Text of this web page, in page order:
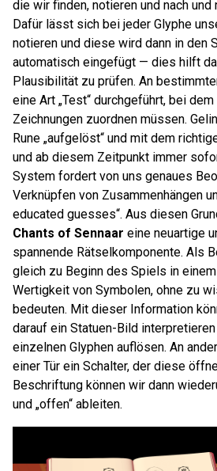
die wir finden, notieren und nach und
Dafür lässt sich bei jeder Glyphe
notieren und diese wird dann in den
automatisch eingefügt — dies hilft
Plausibilität zu prüfen. An
eine Art „Test“ durchgeführt, bei
Zeichnungen zuordnen müssen.
Rune „aufgelöst“ und mit dem
und ab diesem Zeitpunkt immer
System fordert von uns genaues
Verknüpfen von Zusammenhängen
educated guesses“. Aus diesen
Chants of Sennaar eine neuartige
spannende Rätselkomponente. Als
gleich zu Beginn des Spiels in
Wertigkeit von Symbolen, ohne zu
bedeuten. Mit dieser Information
darauf ein Statuen-Bild
einzelnen Glyphen auflösen. An
einer Tür ein Schalter, der diese
Beschriftung können wir dann
und „offen“ ableiten.